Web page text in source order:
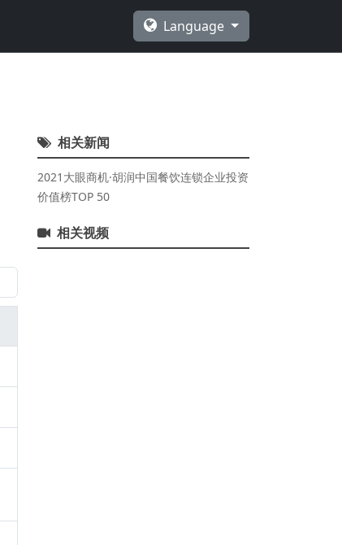
Language
相关新闻
2021大眼商机·胡润中国餐饮连锁企业投资
价值榜TOP 50
相关视频